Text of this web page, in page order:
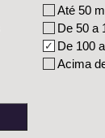
Até 50
De 50 a
De 100
Acima